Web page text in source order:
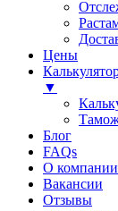
Цены
▼
Блог
FAQs
О компании
Вакансии
Отзывы